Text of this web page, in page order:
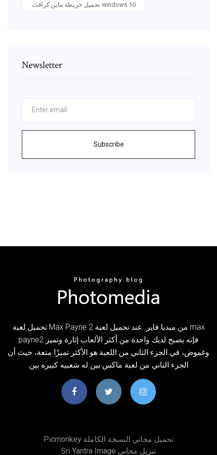
تحميل خريطة ماين كرافت windows 10
Newsletter
Subscribe
تحميل لعبة Max Payne 2 من ميديا فاير. عند تحميل لعبة max
payne2 فإنه يصبح لديك واحدة من أكثر الألعاب إثارة وتميز
وغموض، في الجزء الثاني من اللعبة هو الأكثر تميزًا متعة، حيث أن
الجزء التاني من لعبة ماكس بين له شعبيه كبيره بين
Picmonkey تحميل مجاني النسخة الكاملة
Sri Yantra Image تنزيل مجاني